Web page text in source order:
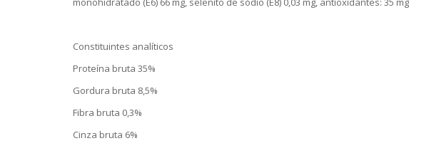
Constituintes analíticos
Proteína bruta 35%
Gordura bruta 8,5%
Fibra bruta 0,3%
Cinza bruta 6%